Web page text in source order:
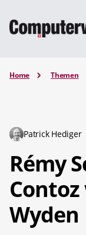
Home Themen
Patrick Hediger
Rémy
Contoz
Wyden